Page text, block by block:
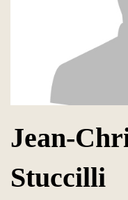
Jean-
Stuccilli